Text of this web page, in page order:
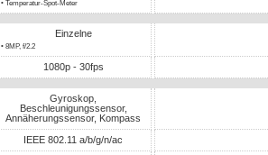
• Temperatur-Spot-Meter
Einzelne
• 8MP, f/2.2
1080p - 30fps
Gyroskop,
Beschleunigungssensor,
Annäherungssensor, Kompass
IEEE 802.11 a/b/g/n/ac